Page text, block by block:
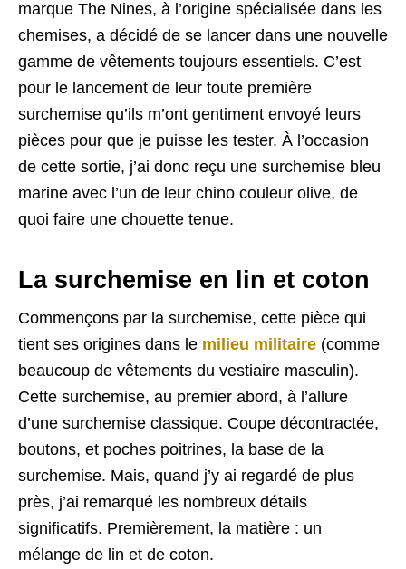
marque The Nines, à l’origine spécialisée dans les
chemises, a décidé de se lancer dans une nouvelle
gamme de vêtements toujours essentiels. C’est
pour le lancement de leur toute première
surchemise qu’ils m’ont gentiment envoyé leurs
pièces pour que je puisse les tester. À l’occasion
de cette sortie, j’ai donc reçu une surchemise bleu
marine avec l’un de leur chino couleur olive, de
quoi faire une chouette tenue.
La surchemise en lin et coton
Commençons par la surchemise, cette pièce qui
tient ses origines dans le milieu militaire (comme
beaucoup de vêtements du vestiaire masculin).
Cette surchemise, au premier abord, à l’allure
d’une surchemise classique. Coupe décontractée,
boutons, et poches poitrines, la base de la
surchemise. Mais, quand j’y ai regardé de plus
près, j’ai remarqué les nombreux détails
significatifs. Premièrement, la matière : un
mélange de lin et de coton.